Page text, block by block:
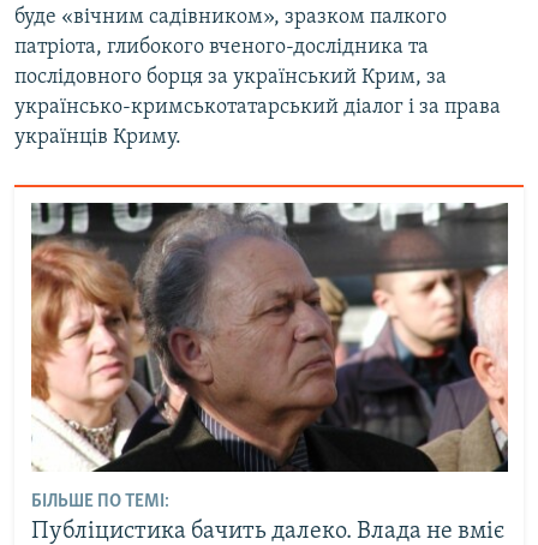
буде «вічним садівником», зразком палкого
патріота, глибокого вченого-дослідника та
послідовного борця за український Крим, за
українсько-кримськотатарський діалог і за права
українців Криму.
БІЛЬШЕ ПО ТЕМІ:
Публіцистика бачить далеко. Влада не вміє